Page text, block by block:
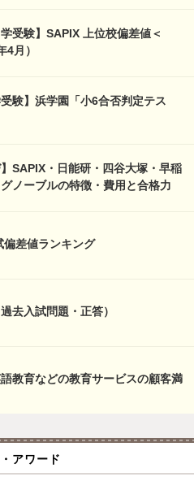
受験】SAPIX 上位校偏差値＜
月）
験】浜学園「小6合否判定テス
】SAPIX・日能研・四谷大塚・早稲
ノーブルの特徴・費用と合格力
差値ランキング
去入試問題・正答）
語教育などの教育サービスの顧客満
アワード